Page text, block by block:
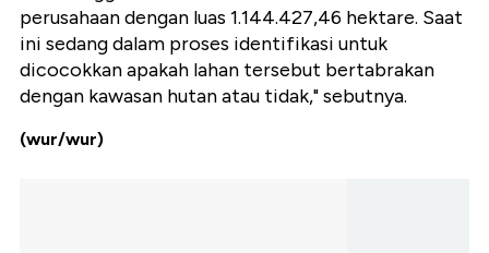
perusahaan dengan luas 1.144.427,46 hektare. Saat
ini sedang dalam proses identifikasi untuk
dicocokkan apakah lahan tersebut bertabrakan
dengan kawasan hutan atau tidak," sebutnya.
(wur/wur)